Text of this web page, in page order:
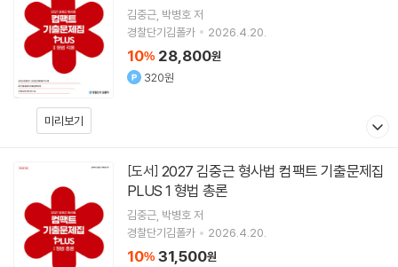
미리보기
김중근 박병호저
경찰단기김폴카
2026.4.20.
10% 28,800원
320원
[도서]
PLUS 1 형법 총론
김중근 박병호저
경찰단기김폴카
2026.4.20.
10% 31,500원